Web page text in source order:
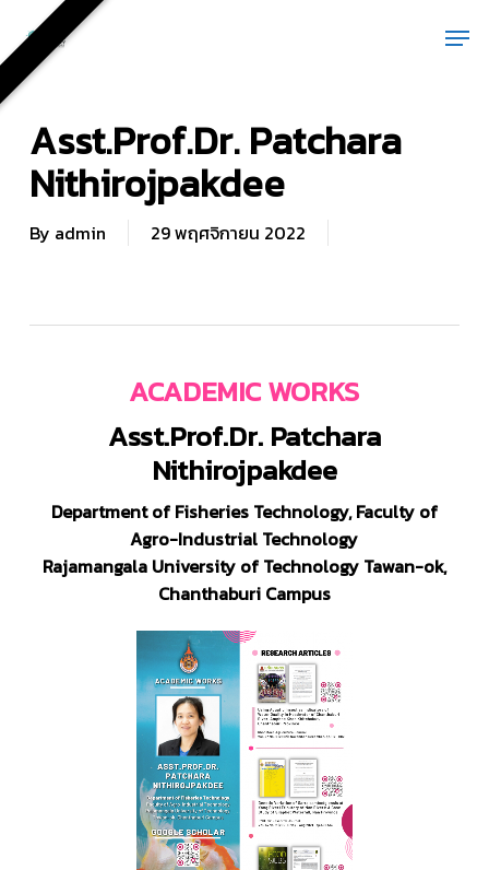
main
content
Asst.Prof.Dr. Patchara
Nithirojpakdee
By admin 29 พฤศจิกายน 2022
ACADEMIC WORKS
Asst.Prof.Dr. Patchara
Nithirojpakdee
Department of Fisheries Technology,Faculty of
Agro-Industrial Technology
Rajamangala University of Technology Tawan-ok,
Chanthaburi Campus